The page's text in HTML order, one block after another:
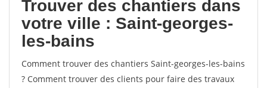
Trouver des chantiers dans
votre ville : Saint-georges-
les-bains
Comment trouver des chantiers Saint-georges-les-bains
? Comment trouver des clients pour faire des travaux